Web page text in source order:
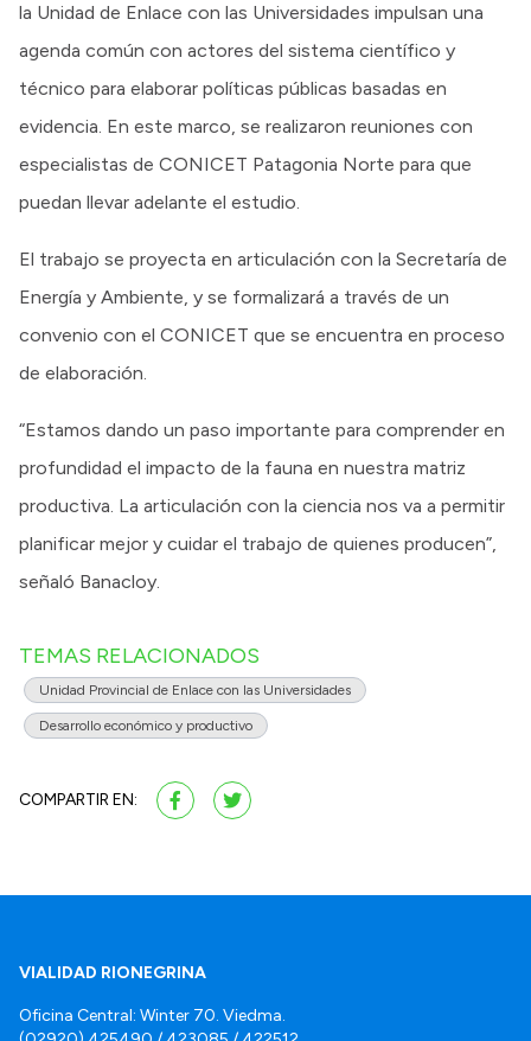
la Unidad de Enlace con las Universidades impulsan una
agenda común con actores del sistema científico y
técnico para elaborar políticas públicas basadas en
evidencia. En este marco, se realizaron reuniones con
especialistas de CONICET Patagonia Norte para que
puedan llevar adelante el estudio.
El trabajo se proyecta en articulación con la Secretaría de
Energía y Ambiente, y se formalizará a través de un
convenio con el CONICET que se encuentra en proceso
de elaboración.
“Estamos dando un paso importante para comprender en
profundidad el impacto de la fauna en nuestra matriz
productiva. La articulación con la ciencia nos va a permitir
planificar mejor y cuidar el trabajo de quienes producen”,
señaló Banacloy.
TEMAS RELACIONADOS
Unidad Provincial de Enlace con las Universidades
Desarrollo económico y productivo
COMPARTIR EN:
VIALIDAD RIONEGRINA
Oficina Central: Winter 70. Viedma.